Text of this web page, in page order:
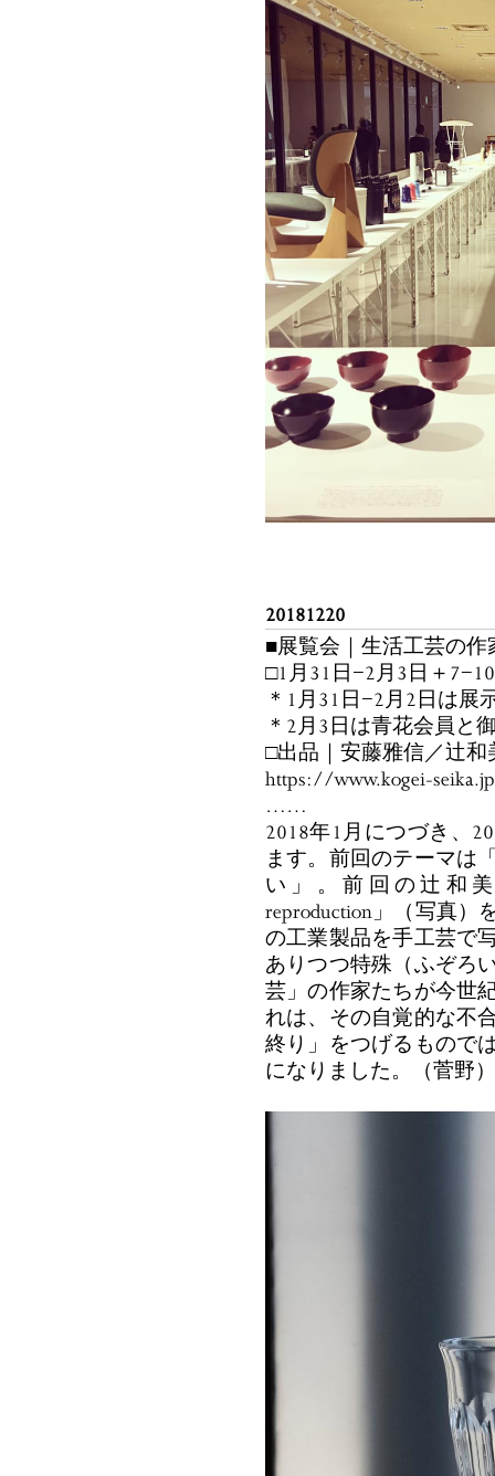
20181220
■展覧会｜生活工芸の
□1月31日−2月3日＋
＊1月31日−2月2日は展
＊2月3日は青花会員と
□出品｜安藤雅信／辻和
https://www.kogei-
……
2018年1月につづき、
ます。前回のテーマは
い」。前回の辻和美
reproduction」（写真）
の工業製品を手工芸で
ありつつ特殊（ふぞろ
芸」の作家たちが今世
れは、その自覚的な不
終り」をつげるもので
になりました。（菅野）